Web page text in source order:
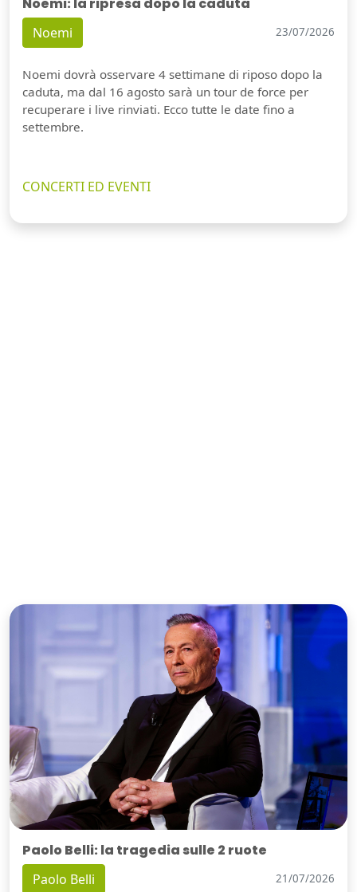
Noemi 23/07/2026
Noemi dovrà osservare 4 settimane di riposo dopo la
caduta, ma dal 16 agosto sarà un tour de force per
recuperare i live rinviati. Ecco tutte le date fino a
settembre.
CONCERTI ED EVENTI
Paolo Belli: la tragedia sulle 2 ruote
Paolo Belli 21/07/2026